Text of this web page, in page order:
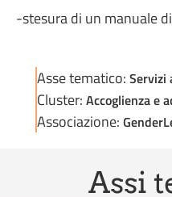
-stesura di un manuale
Asse tematico: Servizi
Cluster: Accoglienza e
Associazione:
Assi